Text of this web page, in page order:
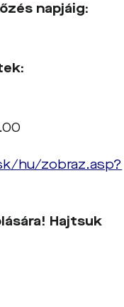
napjáig:
hu/zobraz.asp?
Hajtsuk